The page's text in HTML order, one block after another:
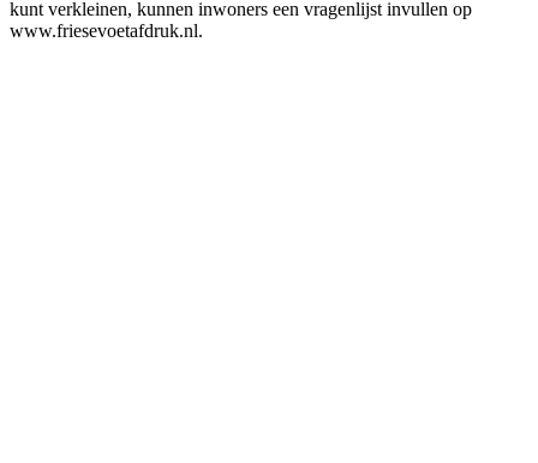
kunt verkleinen, kunnen inwoners een vragenlijst invullen op
www.friesevoetafdruk.nl.